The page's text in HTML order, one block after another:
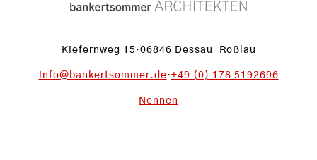
Kiefernweg 15 ·06846 Dessau-Roßlau
info@bankertsommer.de·+49 (0) 178 5192696
Nennen